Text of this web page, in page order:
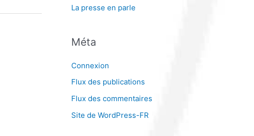
La presse en parle
Méta
Connexion
Flux des publications
Flux des commentaires
Site de WordPress-FR